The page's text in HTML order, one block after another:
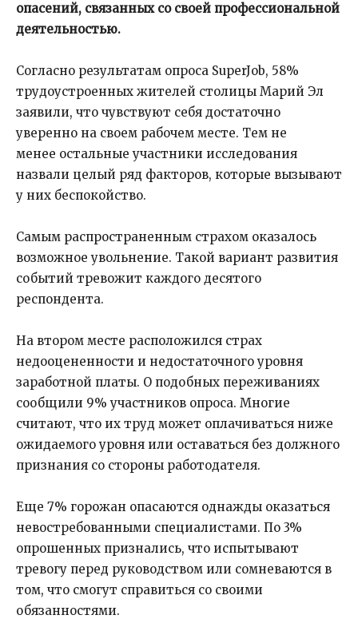
опасений, связанных со своей профессиональной
деятельностью.
Согласно результатам опроса SuperJob, 58%
трудоустроенных жителей столицы Марий Эл
заявили, что чувствуют себя достаточно
уверенно на своем рабочем месте. Тем не
менее остальные участники исследования
назвали целый ряд факторов, которые вызывают
у них беспокойство.
Самым распространенным страхом оказалось
возможное увольнение. Такой вариант развития
событий тревожит каждого десятого
респондента.
На втором месте расположился страх
недооцененности и недостаточного уровня
заработной платы. О подобных переживаниях
сообщили 9% участников опроса. Многие
считают, что их труд может оплачиваться ниже
ожидаемого уровня или оставаться без должного
признания со стороны работодателя.
Еще 7% горожан опасаются однажды оказаться
невостребованными специалистами. По 3%
опрошенных признались, что испытывают
тревогу перед руководством или сомневаются в
том, что смогут справиться со своими
обязанностями.